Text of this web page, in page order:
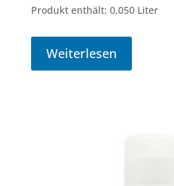
Produkt enthält: 0,050 Liter
Weiterlesen